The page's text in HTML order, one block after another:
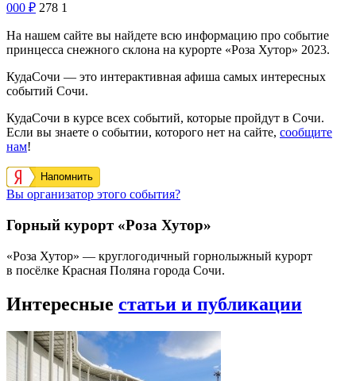
000 ₽ 278 1
На нашем сайте вы найдете всю информацию про событие
принцесса снежного склона на курорте «Роза Хутор» 2023.
КудаСочи — это интерактивная афиша самых интересных
событий Сочи.
КудаСочи в курсе всех событий, которые пройдут в Сочи.
Если вы знаете о событии, которого нет на сайте, сообщите
нам!
Напомнить
Вы организатор этого события?
Горный курорт «Роза Хутор»
«Роза Хутор» — круглогодичный горнолыжный курорт
в посёлке Красная Поляна города Сочи.
Интересные статьи и публикации